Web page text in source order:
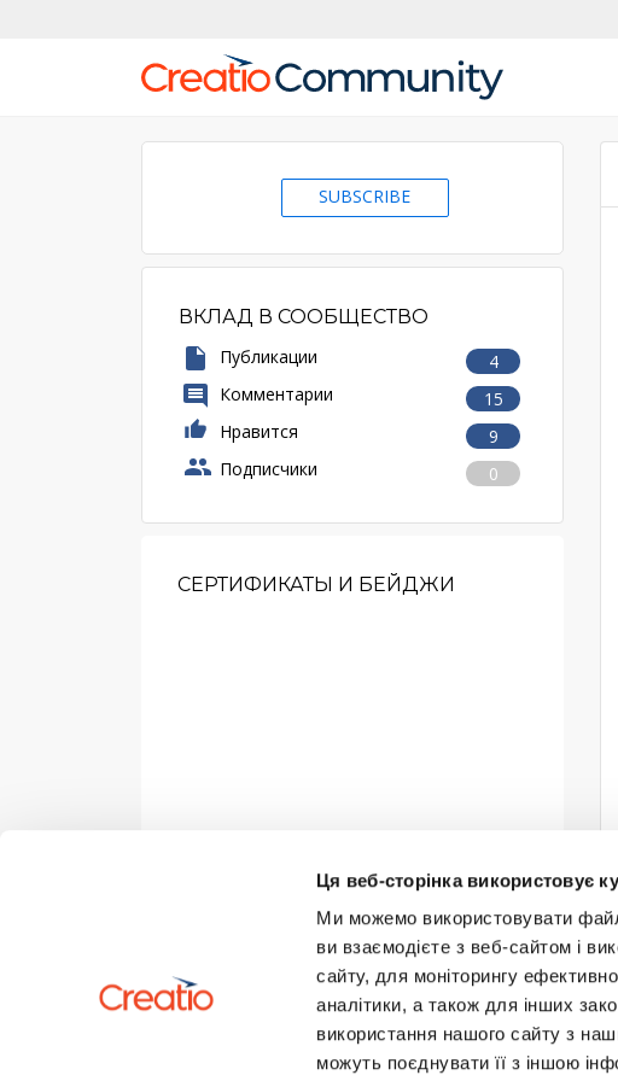
Ця веб-сторінка використовує
Ми можемо використовувати
ви взаємодієте з веб-сайтом і
сайту, для моніторингу
аналітики, а також для інших
використання нашого сайту з
можуть поєднувати її з іншою
SUBSCRIBE
ВКЛАД В СООБЩЕСТВО
Публикации
4
Комментарии
15
Нравится
9
Подписчики
0
СЕРТИФИКАТЫ И БЕЙДЖИ